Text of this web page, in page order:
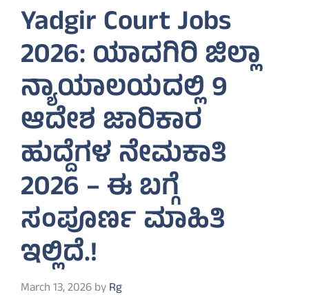
Yadgir Court Jobs
2026: ಯಾದಗಿರಿ ಜಿಲ್ಲಾ
ನ್ಯಾಯಾಲಯದಲ್ಲಿ 9
ಆದೇಶ ಜಾರಿಕಾರ
ಹುದ್ದೆಗಳ ನೇಮಕಾತಿ
2026 – ಈ ಬಗ್ಗೆ
ಸಂಪೂರ್ಣ ಮಾಹಿತಿ
ಇಲ್ಲಿದೆ.!
March 13, 2026byRg